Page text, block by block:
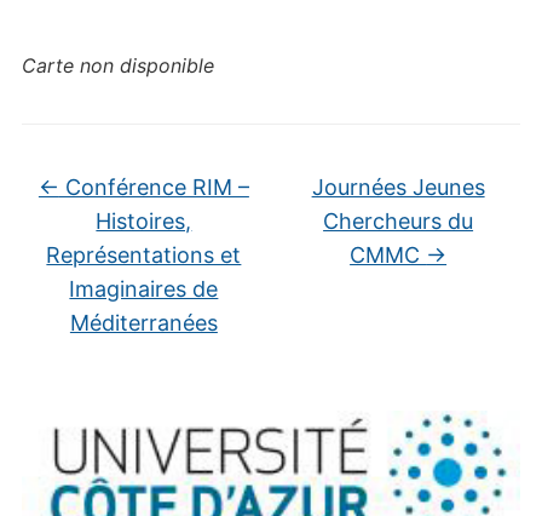
Carte non disponible
← Conférence RIM –
Histoires,
Représentations et
Imaginaires de
Méditerranées
Journées Jeunes
Chercheurs du
CMMC →